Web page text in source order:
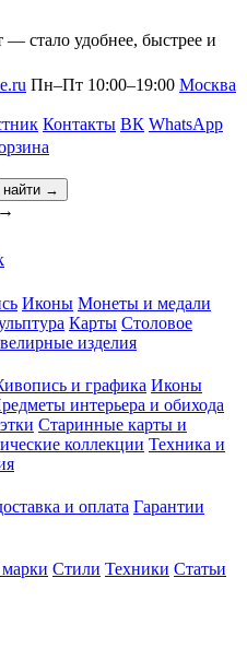
стало удобнее, быстрее и
Пн–Пт 10:00–19:00 Москва
Контакты ВК WhatsApp
найти →
→
Иконы Монеты и медали
Карты Столовое
изделия
и графика Иконы
интерьера и обихода
Старинные карты и
коллекции Техника и
и оплата Гарантии
Стили Техники Статьи